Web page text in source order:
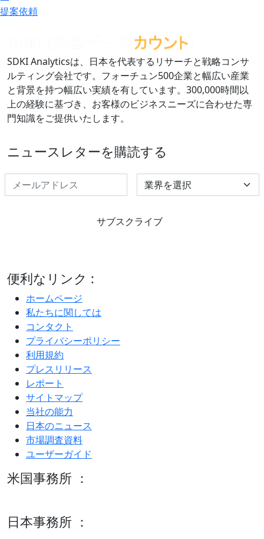
提案依頼
SDKI Analyticsは、日本を代表するリサーチと戦略コンサ
ルティング会社です。フォーチュン500企業と幅広い産業
と背景を持つ幅広い実績を有しています。300,000時間以
上の経験に基づき、お客様のビジネスニーズに合わせた専
門知識をご提供いたします。
ニュースレターを購読する
Select Industry
サブスクライブ
便利なリンク :
ホームページ
私たちに関しては
コンタクト
プライバシーポリシー
利用規約
プレスリリース
レポート
サイトマップ
当社の能力
日本のニュース
市場調査資料
ユーザーガイド
米国事務所 ：
日本事務所 ：